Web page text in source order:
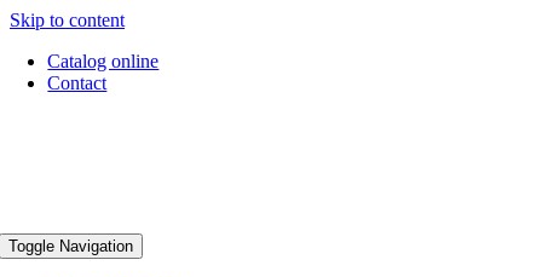
Skip to content
Catalog online
Contact
Toggle Navigation